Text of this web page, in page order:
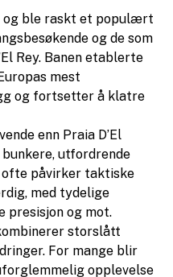
og ble raskt et populært
og de som
Rey. Banen etablerte
mest
og fortsetter å klatre
enn Praia D’El
utfordrende
ofte påvirker taktiske
med tydelige
presisjon og mot.
storslått
For mange blir
opplevelse